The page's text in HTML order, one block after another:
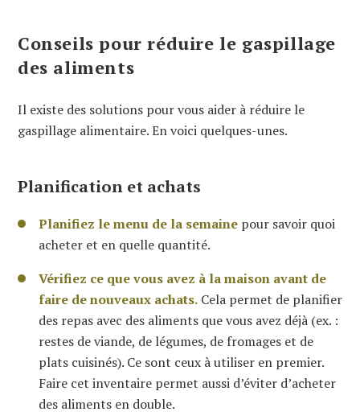
Conseils pour réduire le gaspillage
des aliments
Il existe des solutions pour vous aider à réduire le
gaspillage alimentaire. En voici quelques-unes.
Planification et achats
Planifiez le menu de la semaine pour savoir quoi
acheter et en quelle quantité.
Vérifiez ce que vous avez à la maison avant de
faire de nouveaux achats. Cela permet de planifier
des repas avec des aliments que vous avez déjà (ex. :
restes de viande, de légumes, de fromages et de
plats cuisinés). Ce sont ceux à utiliser en premier.
Faire cet inventaire permet aussi d’éviter d’acheter
des aliments en double.